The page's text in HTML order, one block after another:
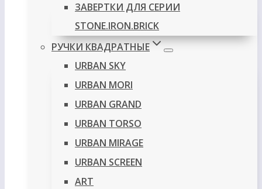
ЗАВЕРТКИ ДЛЯ СЕРИИ
STONE.IRON.BRICK
РУЧКИ КВАДРАТНЫЕ
URBAN SKY
URBAN MORI
URBAN GRAND
URBAN TORSO
URBAN MIRAGE
URBAN SCREEN
ART